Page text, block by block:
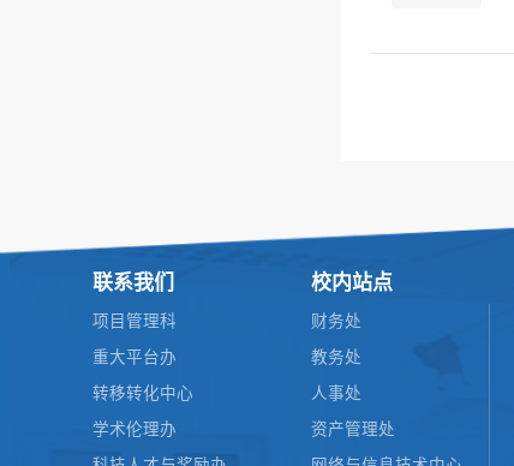
联系我们
项目管理科
重大平台办
转移转化中心
学术伦理办
校内站点
财务处
教务处
人事处
资产管理处